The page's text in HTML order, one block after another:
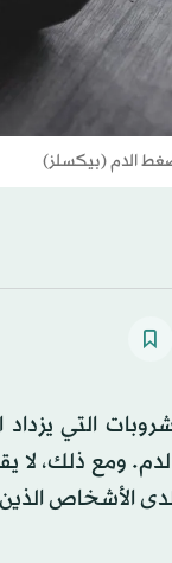
الدم (بيكسلز)
التي
ذلك، لا
الأشخاص